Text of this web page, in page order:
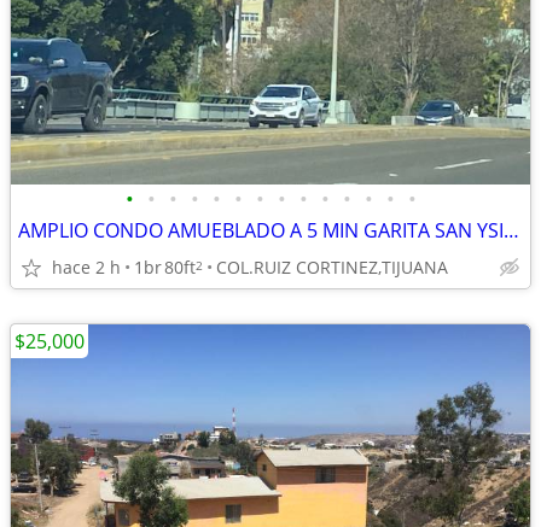
• • • • • • • • • • • • • •
AMPLIO CONDO AMUEBLADO A 5 MIN GARITA SAN YSIDRO
hace 2 h 1br80ft2 COL.RUIZ CORTINEZ,TIJUANA
$25,000